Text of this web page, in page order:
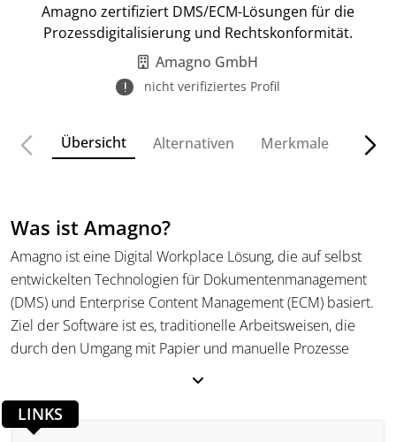
Amagno zertifiziert DMS/ECM-Lösungen für die
Prozessdigitalisierung und Rechtskonformität.
Amagno GmbH
nicht verifiziertes Profil
Übersicht Alternativen Merkmale
Was ist Amagno?
Amagno ist eine Digital Workplace Lösung, die auf selbst
entwickelten Technologien für Dokumentenmanagement
(DMS) und Enterprise Content Management (ECM) basiert.
Ziel der Software ist es, traditionelle Arbeitsweisen, die
durch den Umgang mit Papier und manuelle Prozesse
gegen Krisen sowie Fachkräftemangel zu sichern. Mit einer
LINKS